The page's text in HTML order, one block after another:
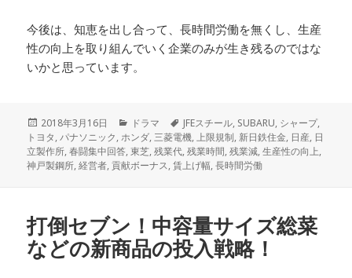
今後は、知恵を出し合って、長時間労働を無くし、生産
性の向上を取り組んでいく企業のみが生き残るのではな
いかと思っています。
投
稿
日:
2018年3月16日
カ
テ
ゴ
リ
ドラマ
タ
グ
JFEスチール, SUBARU, シャープ,
トヨタ,パナソニック,ホンダ, 三菱電機,上限規制, 新日鉄住金, 日産, 日
立製作所,春闘集中回答,東芝,残業代,残業時間,残業減,生産性の向上,
神戸製鋼所,経営者,貢献ボーナス,賃上げ幅,長時間労働
打倒セブン！中容量サイズ総菜
などの新商品の投入戦略！